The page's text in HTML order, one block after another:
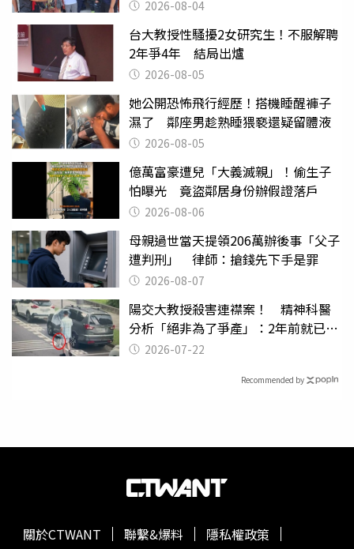
2026-08-04
台大教授性騷擾2女研究生！不服解聘
2年爭4年 結局出爐
2026-08-05
她公開恐怖飛行經歷！搭機睡醒褲子
濕了 鄰座男趁熟睡猥褻還疑留體液
2026-08-05
億萬富豪遭兒「大義滅親」！偷生子
怕曝光 竟盜鄰居身份辦假證落戶
2026-08-06
母親過世當天提領206萬辦後事「父子
遭判刑」 律師：搶錢先下手是罪
2026-08-07
陽交大教授殺害連襟案！ 精神科醫
分析「絕非為了爭產」：2年前就已言
行詭異
2026-07-22
Recommended by
關於CTWANT 聯繫&爆料 隱私權政策